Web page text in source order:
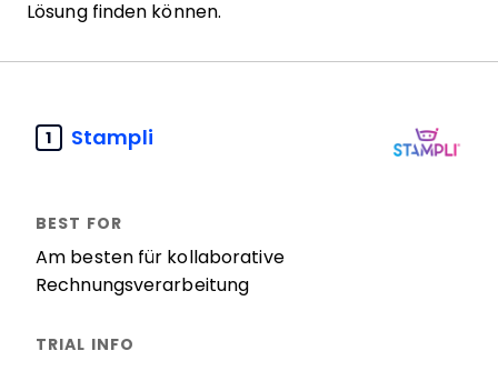
Lösung finden können.
1 Stampli
Am besten für kollaborative
Rechnungsverarbeitung